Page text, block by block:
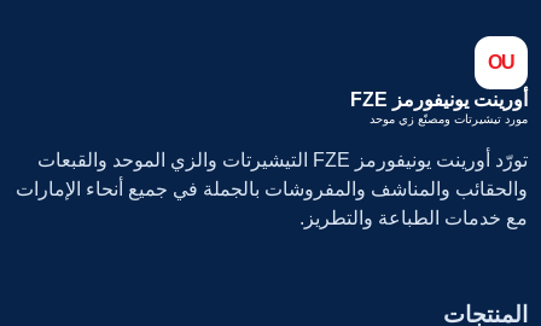
OU
أورينت يونيفورمز FZE
مورد تيشيرتات ومصنّع زي موحد
تورّد أورينت يونيفورمز FZE التيشيرتات والزي الموحد والقبعات
والحقائب والمناشف والمفروشات بالجملة في جميع أنحاء الإمارات
مع خدمات الطباعة والتطريز.
المنتجات